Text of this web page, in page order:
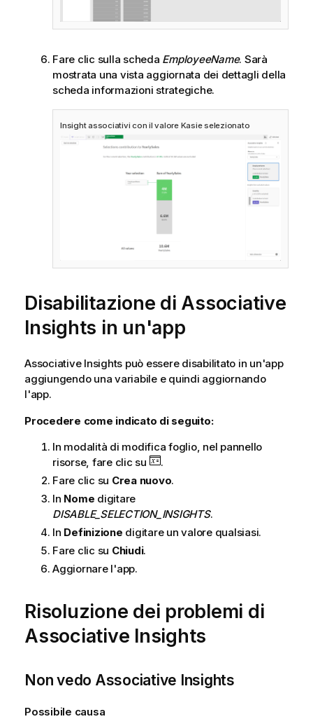
Fare clic sulla scheda EmployeeName. Sarà
mostrata una vista aggiornata dei dettagli della
scheda informazioni strategiche.
Insight associativi con il valore Kasie selezionato
Disabilitazione di Associative
Insights in un'app
Associative Insights può essere disabilitato in un'app
aggiungendo una variabile e quindi aggiornando
l'app.
Procedere come indicato di seguito:
In modalità di modifica foglio, nel pannello
risorse, fare clic su
.
Fare clic su Crea nuovo.
In Nome digitare
DISABLE_SELECTION_INSIGHTS.
In Definizione digitare un valore qualsiasi.
Fare clic su Chiudi.
Aggiornare l'app.
Risoluzione dei problemi di
Associative Insights
Non vedo Associative Insights
Possibile causa